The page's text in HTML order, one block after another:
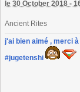
le 30 October 2018 -
Ancient Rites
j'ai bien aimé , merci
#jugetenshi